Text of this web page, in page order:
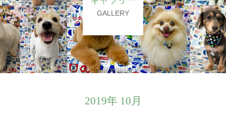
GALLERY
2019年 10月
ホテル
スタッフ
SNS/リンク